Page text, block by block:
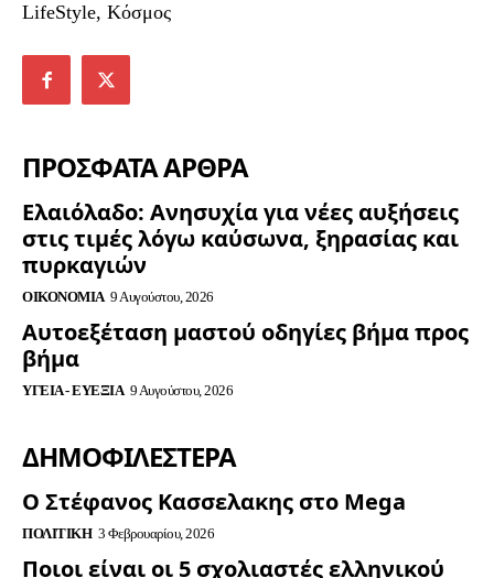
LifeStyle, Κόσμος
ΠΡΟΣΦΑΤΑ ΑΡΘΡΑ
Ελαιόλαδο: Ανησυχία για νέες αυξήσεις
στις τιμές λόγω καύσωνα, ξηρασίας και
πυρκαγιών
ΟΙΚΟΝΟΜΊΑ 9 Αυγούστου, 2026
Αυτοεξέταση μαστού οδηγίες βήμα προς
βήμα
ΥΓΕΊΑ - ΕΥΕΞΊΑ 9 Αυγούστου, 2026
ΔΗΜΟΦΙΛΈΣΤΕΡΑ
Ο Στέφανος Κασσελακης στο Mega
ΠΟΛΙΤΙΚΉ 3 Φεβρουαρίου, 2026
Ποιοι είναι οι 5 σχολιαστές ελληνικού